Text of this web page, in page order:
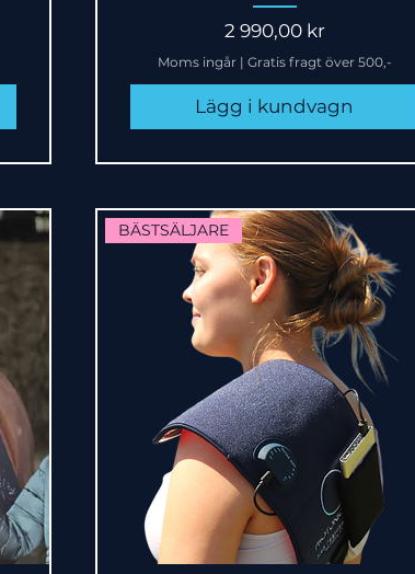
Pris
2 990,00 kr
Moms ingår| Gratis fragt över 500,-
Lägg i kundvagn
BÄSTSÄLJARE